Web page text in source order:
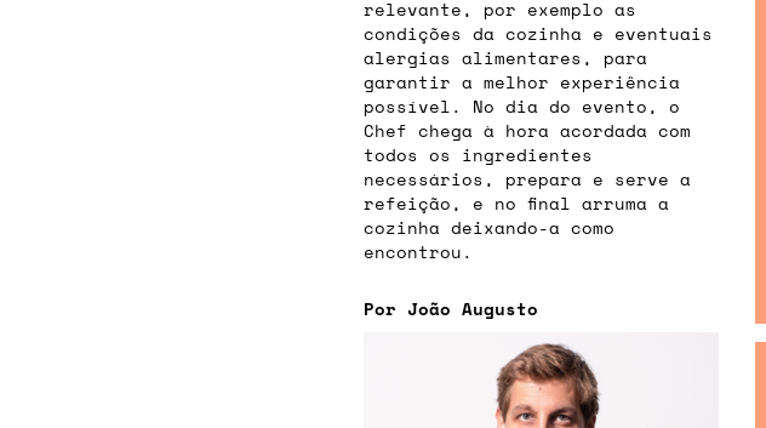
relevante, por exemplo as
condições da cozinha e eventuais
alergias alimentares, para
garantir a melhor experiência
possível. No dia do evento, o
Chef chega à hora acordada com
todos os ingredientes
necessários, prepara e serve a
refeição, e no final arruma a
cozinha deixando-a como
encontrou.
Por João Augusto